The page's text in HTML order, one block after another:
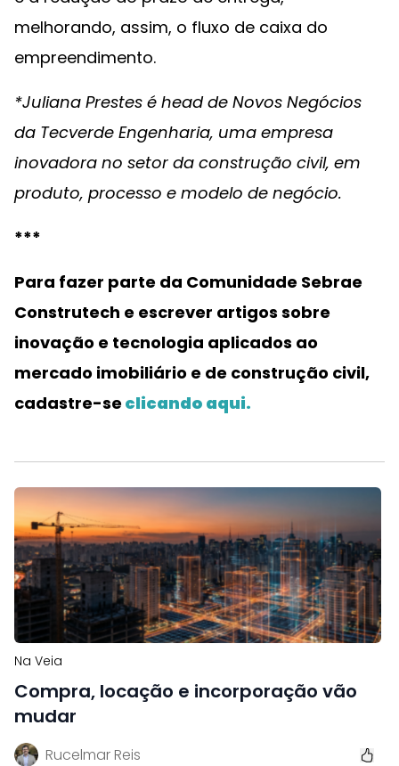
melhorando, assim, o fluxo de caixa do
empreendimento.
*Juliana Prestes é head de Novos Negócios
da Tecverde Engenharia, uma empresa
inovadora no setor da construção civil, em
produto, processo e modelo de negócio.
***
Para fazer parte da Comunidade Sebrae
Construtech e escrever artigos sobre
inovação e tecnologia aplicados ao
mercado imobiliário e de construção civil,
cadastre-se clicando aqui.
Na Veia
Compra, locação e incorporação vão
mudar
Rucelmar Reis